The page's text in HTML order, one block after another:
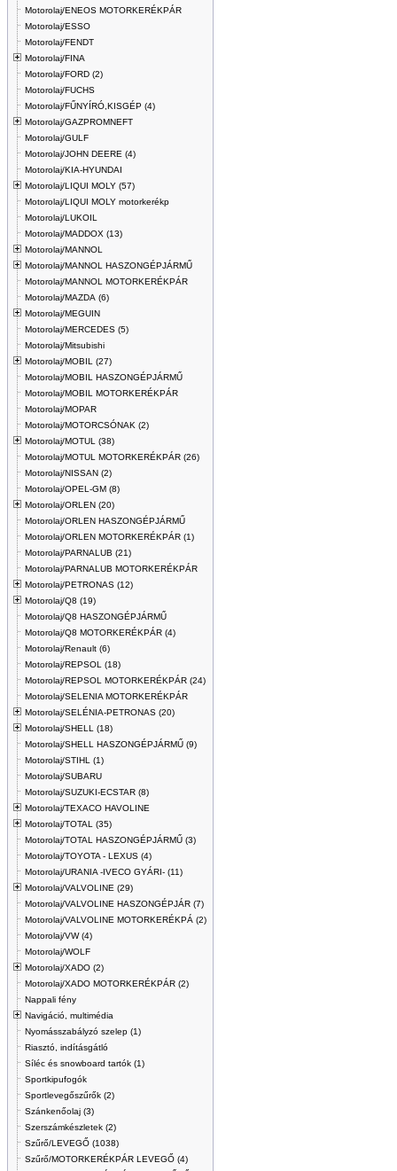
Motorolaj/ENEOS MOTORKERÉKPÁR
Motorolaj/ESSO
Motorolaj/FENDT
Motorolaj/FINA
Motorolaj/FORD (2)
Motorolaj/FUCHS
Motorolaj/FŰNYÍRÓ,KISGÉP (4)
Motorolaj/GAZPROMNEFT
Motorolaj/GULF
Motorolaj/JOHN DEERE (4)
Motorolaj/KIA-HYUNDAI
Motorolaj/LIQUI MOLY (57)
Motorolaj/LIQUI MOLY motorkerékp
Motorolaj/LUKOIL
Motorolaj/MADDOX (13)
Motorolaj/MANNOL
Motorolaj/MANNOL HASZONGÉPJÁRMŰ
Motorolaj/MANNOL MOTORKERÉKPÁR
Motorolaj/MAZDA (6)
Motorolaj/MEGUIN
Motorolaj/MERCEDES (5)
Motorolaj/Mitsubishi
Motorolaj/MOBIL (27)
Motorolaj/MOBIL HASZONGÉPJÁRMŰ
Motorolaj/MOBIL MOTORKERÉKPÁR
Motorolaj/MOPAR
Motorolaj/MOTORCSÓNAK (2)
Motorolaj/MOTUL (38)
Motorolaj/MOTUL MOTORKERÉKPÁR (26)
Motorolaj/NISSAN (2)
Motorolaj/OPEL-GM (8)
Motorolaj/ORLEN (20)
Motorolaj/ORLEN HASZONGÉPJÁRMŰ
Motorolaj/ORLEN MOTORKERÉKPÁR (1)
Motorolaj/PARNALUB (21)
Motorolaj/PARNALUB MOTORKERÉKPÁR
Motorolaj/PETRONAS (12)
Motorolaj/Q8 (19)
Motorolaj/Q8 HASZONGÉPJÁRMŰ
Motorolaj/Q8 MOTORKERÉKPÁR (4)
Motorolaj/Renault (6)
Motorolaj/REPSOL (18)
Motorolaj/REPSOL MOTORKERÉKPÁR (24)
Motorolaj/SELENIA MOTORKERÉKPÁR
Motorolaj/SELÉNIA-PETRONAS (20)
Motorolaj/SHELL (18)
Motorolaj/SHELL HASZONGÉPJÁRMŰ (9)
Motorolaj/STIHL (1)
Motorolaj/SUBARU
Motorolaj/SUZUKI-ECSTAR (8)
Motorolaj/TEXACO HAVOLINE
Motorolaj/TOTAL (35)
Motorolaj/TOTAL HASZONGÉPJÁRMŰ (3)
Motorolaj/TOYOTA - LEXUS (4)
Motorolaj/URANIA -IVECO GYÁRI- (11)
Motorolaj/VALVOLINE (29)
Motorolaj/VALVOLINE HASZONGÉPJÁR (7)
Motorolaj/VALVOLINE MOTORKERÉKPÁ (2)
Motorolaj/VW (4)
Motorolaj/WOLF
Motorolaj/XADO (2)
Motorolaj/XADO MOTORKERÉKPÁR (2)
Nappali fény
Navigáció, multimédia
Nyomásszabályzó szelep (1)
Riasztó, indításgátló
Síléc és snowboard tartók (1)
Sportkipufogók
Sportlevegőszűrők (2)
Szánkenőolaj (3)
Szerszámkészletek (2)
Szűrő/LEVEGŐ (1038)
Szűrő/MOTORKERÉKPÁR LEVEGŐ (4)